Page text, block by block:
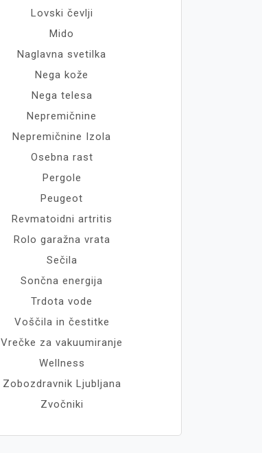
Lovski čevlji
Mido
Naglavna svetilka
Nega kože
Nega telesa
Nepremičnine
Nepremičnine Izola
Osebna rast
Pergole
Peugeot
Revmatoidni artritis
Rolo garažna vrata
Sečila
Sončna energija
Trdota vode
Voščila in čestitke
Vrečke za vakuumiranje
Wellness
Zobozdravnik Ljubljana
Zvočniki